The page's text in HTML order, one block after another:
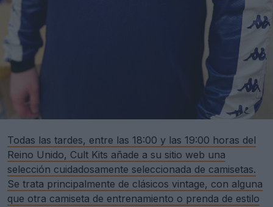
Todas las tardes, entre las 18:00 y las 19:00 horas del
Reino Unido, Cult Kits añade a su sitio web una
selección cuidadosamente seleccionada de camisetas.
Se trata principalmente de clásicos vintage, con alguna
que otra camiseta de entrenamiento o prenda de estilo